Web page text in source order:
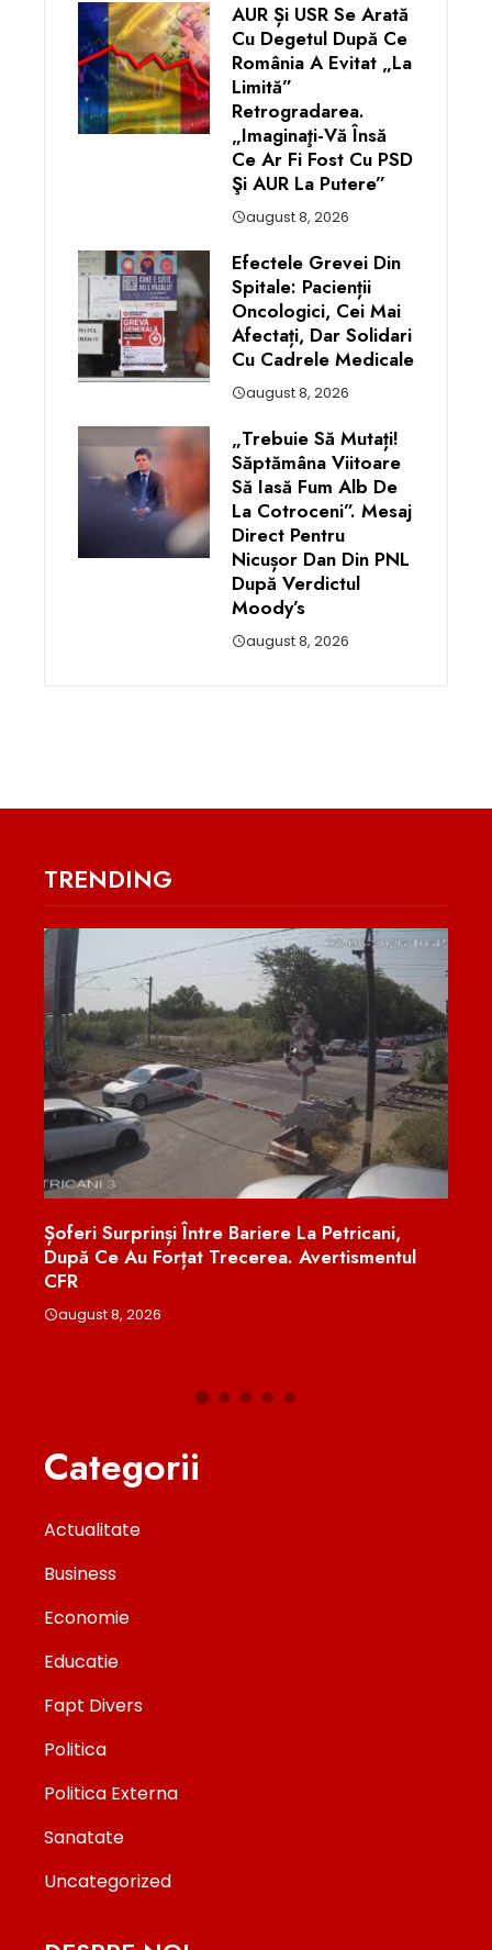
AUR Și USR Se Arată
Cu Degetul După Ce
România A Evitat „la
Limită”
Retrogradarea.
„Imaginaţi-Vă Însă
Ce Ar Fi Fost Cu PSD
Şi AUR La Putere”
august 8, 2026
Efectele Grevei Din
Spitale: Pacienții
Oncologici, Cei Mai
Afectați, Dar Solidari
Cu Cadrele Medicale
august 8, 2026
„Trebuie Să Mutați!
Săptămâna Viitoare
Să Iasă Fum Alb De
La Cotroceni”. Mesaj
Direct Pentru
Nicușor Dan Din PNL
După Verdictul
Moody’s
august 8, 2026
TRENDING
Șoferi Surprinși Între Bariere La Petricani,
După Ce Au Forțat Trecerea. Avertismentul
CFR
august 8, 2026
Categorii
Actualitate
Business
Economie
Educatie
Fapt Divers
Politica
Politica Externa
Sanatate
Uncategorized